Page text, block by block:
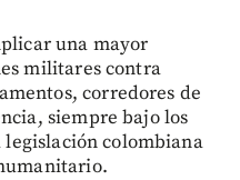
una mayor
militares contra
corredores de
siempre bajo los
colombiana